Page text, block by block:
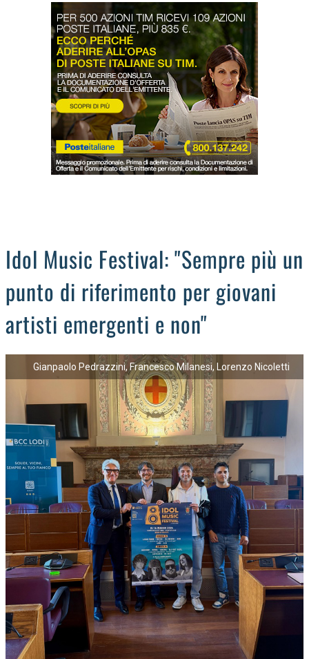
DAL TERRITORIO
OROSCOPO
LA PIAZZA
ANIMALI
OCCHIO ALLA TRUFFA
NECROLOGI
Idol Music Festival: "Sempre più un
punto di riferimento per giovani
artisti emergenti e non"
Gianpaolo Pedrazzini, Francesco Milanesi, Lorenzo Nicoletti